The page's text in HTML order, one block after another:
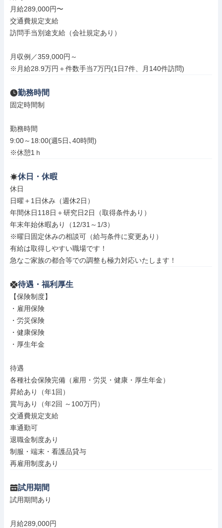
月給289,000円〜
交通費規定支給
訪問手当別途支給（会社規定あり）
月収例／359,000円～
※月給28.9万円＋件数手当7万円(1日7件、月140件訪問)
勤務時間
固定時間制
勤務時間
9:00～18:00(週5日､40時間)
※休憩1ｈ
休日・休暇
休日
日曜＋1日休み（週休2日）
年間休日118日＋研究日2日（取得条件あり）
年末年始休暇あり（12/31～1/3）
※曜日固定休みの相談可（給与条件に変更あり）
有給は取得しやすい職場です！
急なご家族の都合等での調整も極力対応いたします！
待遇・福利厚生
【保険制度】
・雇用保険
・労災保険
・健康保険
・厚生年金
待遇
各種社会保険完備（雇用・労災・健康・厚生年金）
昇給あり（年1回）
賞与あり（年2回 ～100万円）
交通費規定支給
車通勤可
退職金制度あり
制服・端末・看護品貸与
再雇用制度あり
試用期間
試用期間あり
月給289,000円